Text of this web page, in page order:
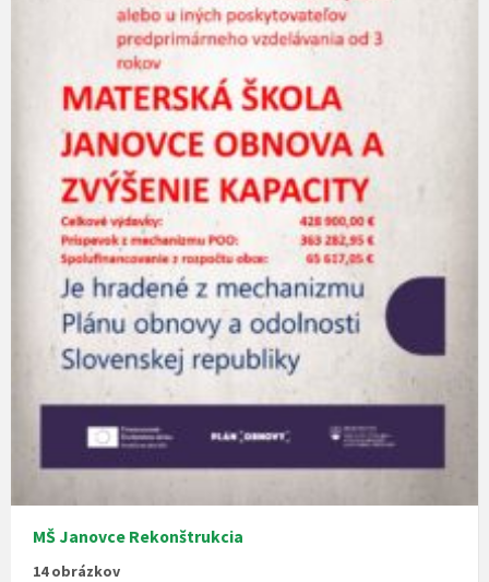
MŠ Janovce Rekonštrukcia
14 obrázkov